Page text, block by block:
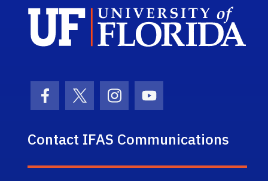
Facebook Icon
Twitter IconInstagram Icon
Youtube Icon
Contact IFAS Communications